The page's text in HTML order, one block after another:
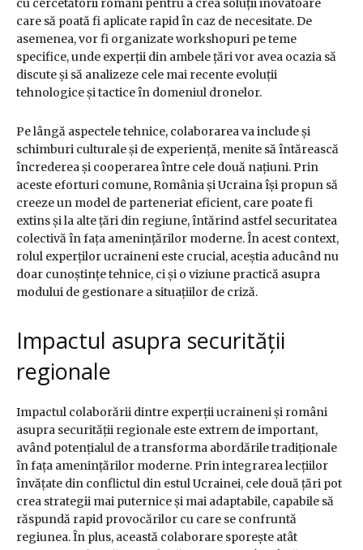
cu cercetătorii români pentru a crea soluții inovatoare
care să poată fi aplicate rapid în caz de necesitate. De
asemenea, vor fi organizate workshopuri pe teme
specifice, unde experții din ambele țări vor avea ocazia să
discute și să analizeze cele mai recente evoluții
tehnologice și tactice în domeniul dronelor.
Pe lângă aspectele tehnice, colaborarea va include și
schimburi culturale și de experiență, menite să întărească
încrederea și cooperarea între cele două națiuni. Prin
aceste eforturi comune, România și Ucraina își propun să
creeze un model de parteneriat eficient, care poate fi
extins și la alte țări din regiune, întărind astfel securitatea
colectivă în fața amenințărilor moderne. În acest context,
rolul experților ucraineni este crucial, aceștia aducând nu
doar cunoștințe tehnice, ci și o viziune practică asupra
modului de gestionare a situațiilor de criză.
Impactul asupra securității
regionale
Impactul colaborării dintre experții ucraineni și români
asupra securității regionale este extrem de important,
având potențialul de a transforma abordările tradiționale
în fața amenințărilor moderne. Prin integrarea lecțiilor
învățate din conflictul din estul Ucrainei, cele două țări pot
crea strategii mai puternice și mai adaptabile, capabile să
răspundă rapid provocărilor cu care se confruntă
regiunea. În plus, această colaborare sporește atât